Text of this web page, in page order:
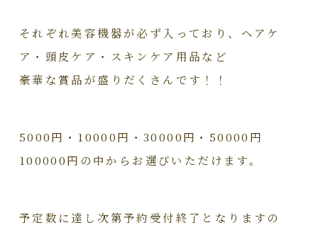
それぞれ美容機器が必ず入っており、ヘアケ
ア・頭皮ケア・スキンケア用品など
豪華な賞品が盛りだくさんです！！
5000円・10000円・30000円・50000円
100000円の中からお選びいただけます。
予定数に達し次第予約受付終了となりますの